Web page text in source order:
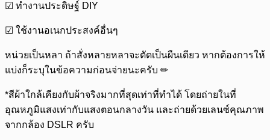
☑ ทำงานประดิษฐ์ DIY
☑ ใช้งานอเนกประสงค์อื่นๆ
หน่วยเป็นหลา ถ้าสั่งหลายหลาจะตัดเป็นผืนเดียว หากต้องการให้
แบ่งก็ระบุในข้อความก่อนจ่ายนะครับ ✏
*สีผ้าใกล้เคียงกับผ้าจริงมากที่สุดเท่าที่ทำได้ โดยถ่ายในที่
อุณหภูมิแสงเท่ากับแสงตอนกลางวัน และถ่ายด้วยเลนซ์คุณภาพ
จากกล้อง DSLR ครับ